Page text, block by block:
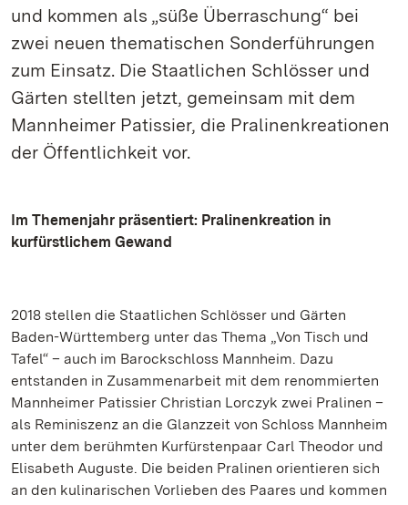
und kommen als „süße Überraschung“ bei
zwei neuen thematischen Sonderführungen
zum Einsatz. Die Staatlichen Schlösser und
Gärten stellten jetzt, gemeinsam mit dem
Mannheimer Patissier, die Pralinenkreationen
der Öffentlichkeit vor.
Im Themenjahr präsentiert: Pralinenkreation in
kurfürstlichem Gewand
2018 stellen die Staatlichen Schlösser und Gärten
Baden-Württemberg unter das Thema „Von Tisch und
Tafel“ – auch im Barockschloss Mannheim. Dazu
entstanden in Zusammenarbeit mit dem renommierten
Mannheimer Patissier Christian Lorczyk zwei Pralinen –
als Reminiszenz an die Glanzzeit von Schloss Mannheim
unter dem berühmten Kurfürstenpaar Carl Theodor und
Elisabeth Auguste. Die beiden Pralinen orientieren sich
an den kulinarischen Vorlieben des Paares und kommen